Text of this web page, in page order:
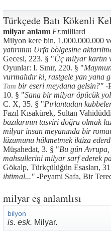
Türkçede Batı Kökenli
milyar anlamı Fr.milliard
Milyon kere bin, 1.000.000.000
yatırımın Urfa bölgesine
Gecesi, 223. § "Üç milyar kartın
Oyunlar: I. Sınır, 220. § "
vurmalıdır ki, rastgele yan yana
Tam bir eseri meydana gelsin?" -
10. § "Sana bir milyar öpücük
C. X, 35. § "Pırlantadan
Fazıl Kısakürek, Sultan
bazılarının tasviri doğru olmak
milyar insan meyanında bir
lüzumunu hükmetmek iktiza
Müşahedat, 3. § "Bu gün Avrupa,
mahsullerini milyar sarf ederek
Gökalp, Türkçülüğün Esasları,
ihtimal..." -Peyami Safa, Bir
milyar eş anlamlısı
bilyon
is. esk. Milyar.